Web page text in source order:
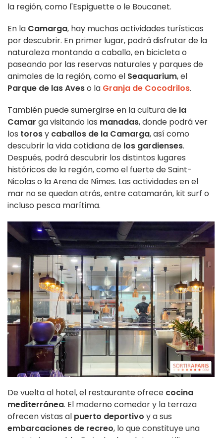
la región, como l'Espiguette o le Boucanet.
En la Camarga, hay muchas actividades turísticas
por descubrir. En primer lugar, podrá disfrutar de la
naturaleza montando a caballo, en bicicleta o
paseando por las reservas naturales y parques de
animales de la región, como el Seaquarium, el
Parque de las Aveso la Granja de Cocodrilos.
También puede sumergirse en la cultura de la
Camar ga visitando las manadas, donde podrá ver
los torosy caballos de la Camarga, así como
descubrir la vida cotidiana de los gardienses.
Después, podrá descubrir los distintos lugares
históricos de la región, como el fuerte de Saint-
Nicolas o la Arena de Nîmes. Las actividades en el
mar no se quedan atrás, entre catamarán, kit surf o
incluso pesca marítima.
De vuelta al hotel, el restaurante ofrece cocina
mediterránea. El moderno comedor y la terraza
ofrecen vistas al puerto deportivo y a sus
embarcaciones de recreo, lo que constituye una